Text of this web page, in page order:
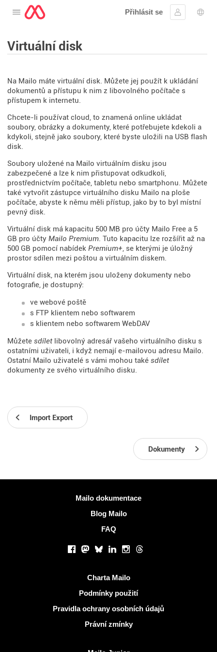
Otevřete nabídku
Přihlásit se
Přihlásit se
Virtuální disk
Na Mailo máte virtuální disk. Můžete jej použít k ukládání
dokumentů a přístupu k nim z libovolného počítače s
přístupem k internetu.
Chcete-li používat cloud, to znamená online ukládat
soubory, obrázky a dokumenty, které potřebujete kdekoli a
kdykoli, stejně jako soubory, které byste uložili na USB flash
disk.
Soubory uložené na Mailo virtuálním disku jsou
zabezpečené a lze k nim přistupovat odkudkoli,
prostřednictvím počítače, tabletu nebo smartphonu. Můžete
také vytvořit zástupce virtuálního disku Mailo na ploše
počítače, abyste k němu měli přístup, jako by to byl místní
pevný disk.
Virtuální disk má kapacitu 500 MB pro účty Mailo Free a 5
GB pro účty Mailo Premium. Tuto kapacitu lze rozšířit až na
500 GB pomocí nabídek Premium+, se kterými je úložný
prostor sdílen mezi poštou a virtuálním diskem.
Virtuální disk, na kterém jsou uloženy dokumenty nebo
fotografie, je dostupný:
ve webové poště
s FTP klientem nebo softwarem
s klientem nebo softwarem WebDAV
Můžete sdílet libovolný adresář vašeho virtuálního disku s
ostatními uživateli, i když nemají e-mailovou adresu Mailo.
Ostatní Mailo uživatelé s vámi mohou také sdílet
dokumenty ze svého virtuálního disku.
Import Export
Dokumenty
Mailo dokumentace
Blog Mailo
FAQ
Facebook
Mastodon
BlueskyLinkedInInstagram
Threads
Charta Mailo
Podmínky použití
Pravidla ochrany osobních údajů
Právní zmínky